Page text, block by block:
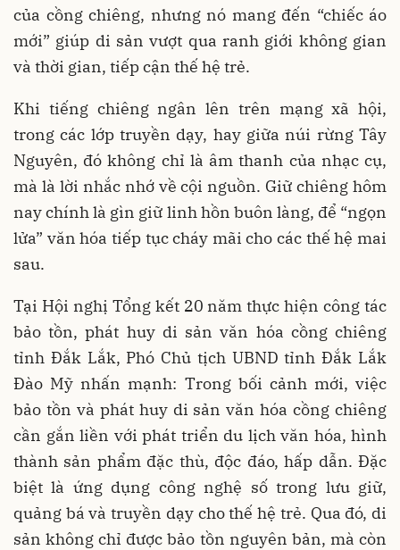
của cồng chiêng, nhưng nó mang đến “chiếc áo
mới” giúp di sản vượt qua ranh giới không gian
và thời gian, tiếp cận thế hệ trẻ.
Khi tiếng chiêng ngân lên trên mạng xã hội,
trong các lớp truyền dạy, hay giữa núi rừng Tây
Nguyên, đó không chỉ là âm thanh của nhạc cụ,
mà là lời nhắc nhớ về cội nguồn. Giữ chiêng hôm
nay chính là gìn giữ linh hồn buôn làng, để “ngọn
lửa” văn hóa tiếp tục cháy mãi cho các thế hệ mai
sau.
Tại Hội nghị Tổng kết 20 năm thực hiện công tác
bảo tồn, phát huy di sản văn hóa cồng chiêng
tỉnh Đắk Lắk, Phó Chủ tịch UBND tỉnh Đắk Lắk
Đào Mỹ nhấn mạnh: Trong bối cảnh mới, việc
bảo tồn và phát huy di sản văn hóa cồng chiêng
cần gắn liền với phát triển du lịch văn hóa, hình
thành sản phẩm đặc thù, độc đáo, hấp dẫn. Đặc
biệt là ứng dụng công nghệ số trong lưu giữ,
quảng bá và truyền dạy cho thế hệ trẻ. Qua đó, di
sản không chỉ được bảo tồn nguyên bản, mà còn